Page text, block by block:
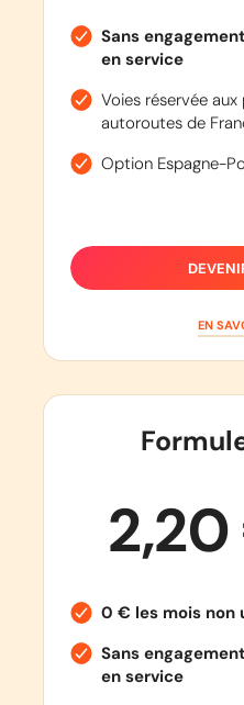
Sans engagement
en service
Voies réservée
autoroutes de
Option Espagne-
EN
0 € les mois non
Sans engagement
en service